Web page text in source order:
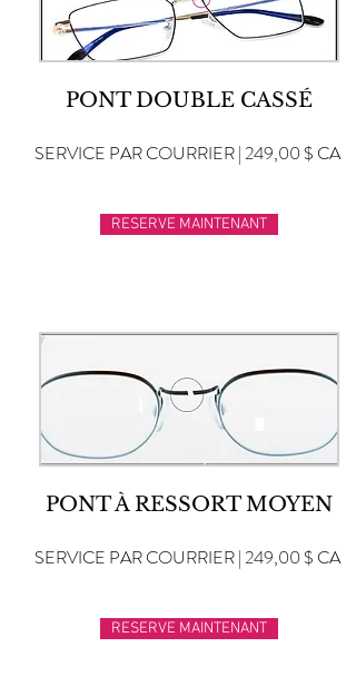
PONT DOUBLE CASSÉ
SERVICE PAR COURRIER | 249,00 $ CA
RESERVE MAINTENANT
PONT À RESSORT MOYEN
SERVICE PAR COURRIER | 249,00 $ CA
RESERVE MAINTENANT